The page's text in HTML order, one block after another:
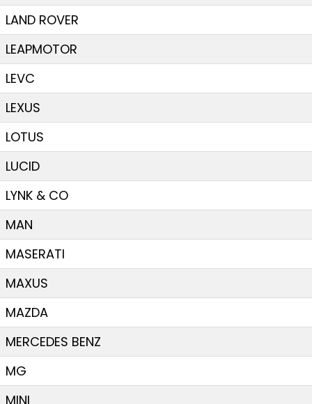
LAND ROVER
LEAPMOTOR
LEVC
LEXUS
LOTUS
LUCID
LYNK & CO
MAN
MASERATI
MAXUS
MAZDA
MERCEDES BENZ
MG
MINI